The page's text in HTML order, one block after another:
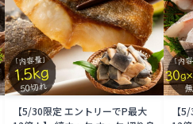
【5/30限定 エントリーでP最大
【